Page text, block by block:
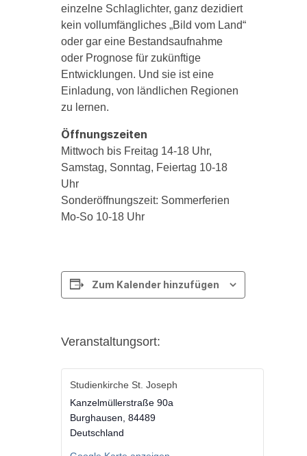
einzelne Schlaglichter, ganz dezidiert
kein vollumfängliches „Bild vom Land“
oder gar eine Bestandsaufnahme
oder Prognose für zukünftige
Entwicklungen. Und sie ist eine
Einladung, von ländlichen Regionen
zu lernen.
Öffnungszeiten
Mittwoch bis Freitag 14-18 Uhr,
Samstag, Sonntag, Feiertag 10-18
Uhr
Sonderöffnungszeit: Sommerferien
Mo-So 10-18 Uhr
Zum Kalender hinzufügen
Veranstaltungsort:
Studienkirche St. Joseph
Kanzelmüllerstraße 90a
Burghausen, 84489
Deutschland